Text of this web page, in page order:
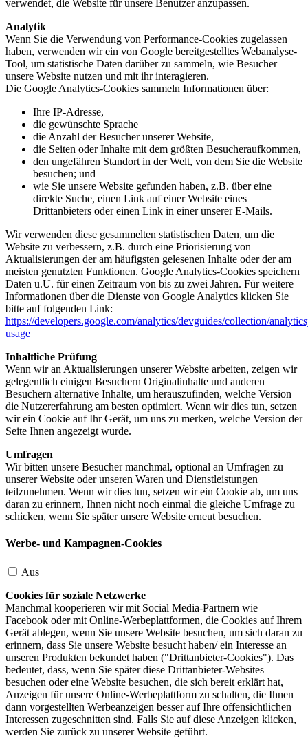
verwendet, die Website für unsere Benutzer anzupassen.
Analytik
Wenn Sie die Verwendung von Performance-Cookies zugelassen
haben, verwenden wir ein von Google bereitgestelltes Webanalyse-
Tool, um statistische Daten darüber zu sammeln, wie Besucher
unsere Website nutzen und mit ihr interagieren.
Die Google Analytics-Cookies sammeln Informationen über:
Ihre IP-Adresse,
die gewünschte Sprache
die Anzahl der Besucher unserer Website,
die Seiten oder Inhalte mit dem größten Besucheraufkommen,
den ungefähren Standort in der Welt, von dem Sie die Website
besuchen; und
wie Sie unsere Website gefunden haben, z.B. über eine
direkte Suche, einen Link auf einer Website eines
Drittanbieters oder einen Link in einer unserer E-Mails.
Wir verwenden diese gesammelten statistischen Daten, um die
Website zu verbessern, z.B. durch eine Priorisierung von
Aktualisierungen der am häufigsten gelesenen Inhalte oder der am
meisten genutzten Funktionen. Google Analytics-Cookies speichern
Daten u.U. für einen Zeitraum von bis zu zwei Jahren. Für weitere
Informationen über die Dienste von Google Analytics klicken Sie
bitte auf folgenden Link:
https://developers.google.com/analytics/devguides/collection/
usage
Inhaltliche Prüfung
Wenn wir an Aktualisierungen unserer Website arbeiten, zeigen wir
gelegentlich einigen Besuchern Originalinhalte und anderen
Besuchern alternative Inhalte, um herauszufinden, welche Version
die Nutzererfahrung am besten optimiert. Wenn wir dies tun, setzen
wir ein Cookie auf Ihr Gerät, um uns zu merken, welche Version der
Seite Ihnen angezeigt wurde.
Umfragen
Wir bitten unsere Besucher manchmal, optional an Umfragen zu
unserer Website oder unseren Waren und Dienstleistungen
teilzunehmen. Wenn wir dies tun, setzen wir ein Cookie ab, um uns
daran zu erinnern, Ihnen nicht noch einmal die gleiche Umfrage zu
schicken, wenn Sie später unsere Website erneut besuchen.
Werbe- und Kampagnen-Cookies
Aus
Cookies für soziale Netzwerke
Manchmal kooperieren wir mit Social Media-Partnern wie
Facebook oder mit Online-Werbeplattformen, die Cookies auf Ihrem
Gerät ablegen, wenn Sie unsere Website besuchen, um sich daran zu
erinnern, dass Sie unsere Website besucht haben/ ein Interesse an
unseren Produkten bekundet haben ("Drittanbieter-Cookies"). Das
bedeutet, dass, wenn Sie später diese Drittanbieter-Websites
besuchen oder eine Website besuchen, die sich bereit erklärt hat,
Anzeigen für unsere Online-Werbeplattform zu schalten, die Ihnen
dann vorgestellten Werbeanzeigen besser auf Ihre offensichtlichen
Interessen zugeschnitten sind. Falls Sie auf diese Anzeigen klicken,
werden Sie zurück zu unserer Website geführt.